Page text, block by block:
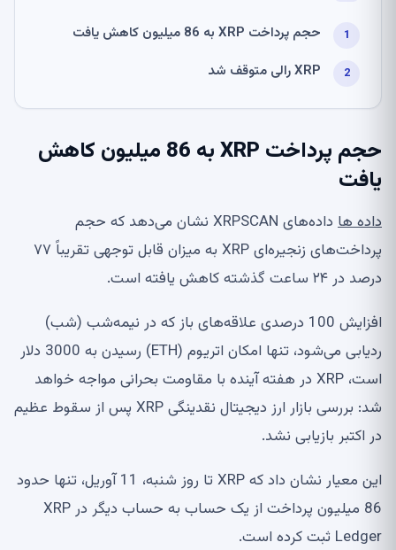
حجم پرداخت XRP به 86 میلیون کاهش یافت
XRP رالی متوقف شد
حجم پرداخت XRP به 86 میلیون کاهش
یافت
داده ها
داده‌های XRPSCAN نشان می‌دهد که حجم
پرداخت‌های زنجیره‌ای XRP به میزان قابل توجهی تقریباً ۷۷
درصد در ۲۴ ساعت گذشته کاهش یافته است.
افزایش 100 درصدی علاقه‌های باز که در نیمه‌شب (شب)
ردیابی می‌شود، تنها امکان اتریوم (ETH) رسیدن به 3000 دلار
است، XRP در هفته آینده با مقاومت بحرانی مواجه خواهد
شد: بررسی بازار ارز دیجیتال نقدینگی XRP پس از سقوط عظیم
در اکتبر بازیابی نشد.
این معیار نشان داد که XRP تا روز شنبه، 11 آوریل، تنها حدود
86 میلیون پرداخت از یک حساب به حساب دیگر در XRP
Ledger ثبت کرده است.